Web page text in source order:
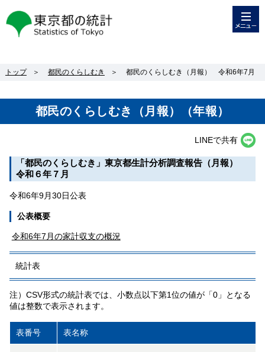
東京都の統計
トップ ＞ 都民のくらしむき ＞ 都民のくらしむき（月報） 令和6年7月
都民のくらしむき（月報）（年報）
LINEで共有
「都民のくらしむき」東京都生計分析調査報告（月報）
令和６年７月
令和6年9月30日公表
公表概要
令和6年7月の家計収支の概況
統計表
注）CSV形式の統計表では、小数点以下第1位の値が「0」となる
値は整数で表示されます。
表番号 表名称